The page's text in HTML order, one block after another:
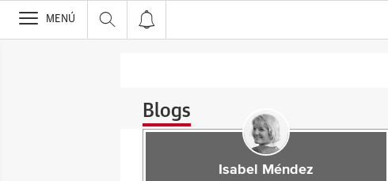
>
MENÚ
Blogs
Isabel Méndez